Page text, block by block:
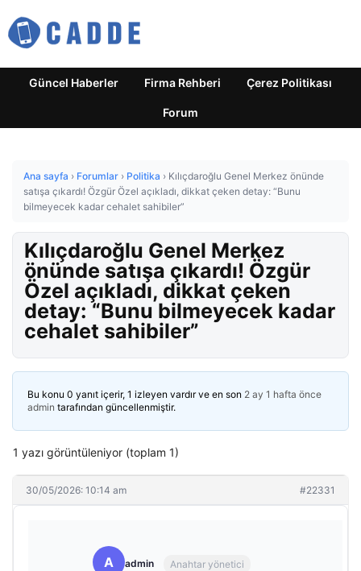
Güncel Haberler Firma Rehberi Çerez Politikası
Forum
Ana sayfa › Forumlar › Politika › Kılıçdaroğlu Genel Merkez önünde
satışa çıkardı! Özgür Özel açıkladı, dikkat çeken detay: “Bunu
bilmeyecek kadar cehalet sahibiler”
Kılıçdaroğlu Genel Merkez
önünde satışa çıkardı! Özgür
Özel açıkladı, dikkat çeken
detay: “Bunu bilmeyecek kadar
cehalet sahibiler”
Bu konu 0 yanıt içerir, 1 izleyen vardır ve en son 2 ay 1 hafta önce
admin tarafından güncellenmiştir.
1 yazı görüntüleniyor (toplam 1)
30/05/2026: 10:14 am #22331
A admin Anahtar yönetici